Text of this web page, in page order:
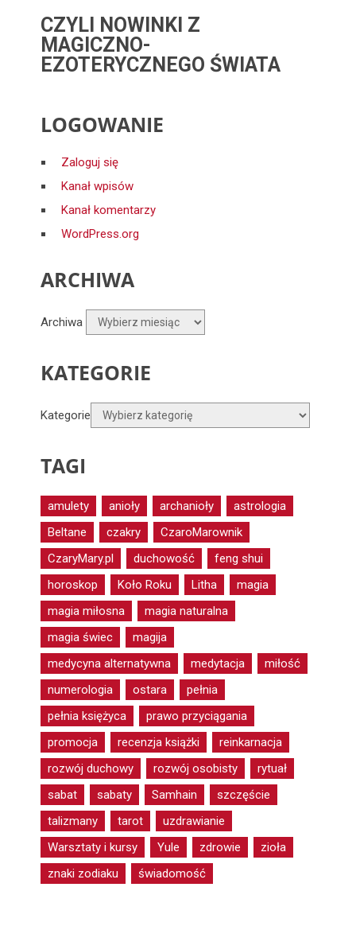
CZYLI NOWINKI Z
MAGICZNO-
EZOTERYCZNEGO ŚWIATA
LOGOWANIE
Zaloguj się
Kanał wpisów
Kanał komentarzy
WordPress.org
ARCHIWA
Archiwa
KATEGORIE
Kategorie
TAGI
amulety anioły archanioły
astrologia
Beltane
czakry
CzaroMarownik
CzaryMary.pl
duchowość
feng shui
horoskop
Koło Roku Litha
magia
magia miłosna
magia naturalna
magia świec
magija
medycyna alternatywna
medytacja
miłość
numerologia
ostara
pełnia
pełnia księżyca
prawo przyciągania
promocja
recenzja książki
reinkarnacja
rozwój duchowy
rozwój osobisty
rytuał
sabat
sabaty Samhain
szczęście
talizmany
tarot
uzdrawianie
Warsztaty i kursy
Yule zdrowie
zioła
znaki zodiaku
świadomość